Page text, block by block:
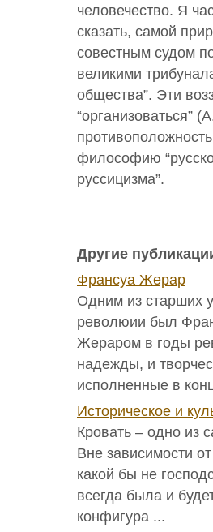
человечество. Я
сказать, самой
совестным судом
великими
общества”. Эти
“организоваться”
философию
руссицизма”.
Другие
Франсуа Жерар
Одним из старших
революии был
Жераром в годы
надежды, и
исполненные в
Историческое и
Кровать – одно из
Вне зависимости
какой бы не
всегда была и
конфигура ...